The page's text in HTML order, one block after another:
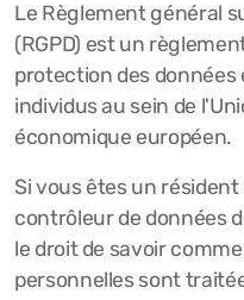
Le Règlement général
(RGPD) est un
protection des données
individus au sein de
économique européen.
Si vous êtes un
contrôleur de données
le droit de savoir
personnelles sont